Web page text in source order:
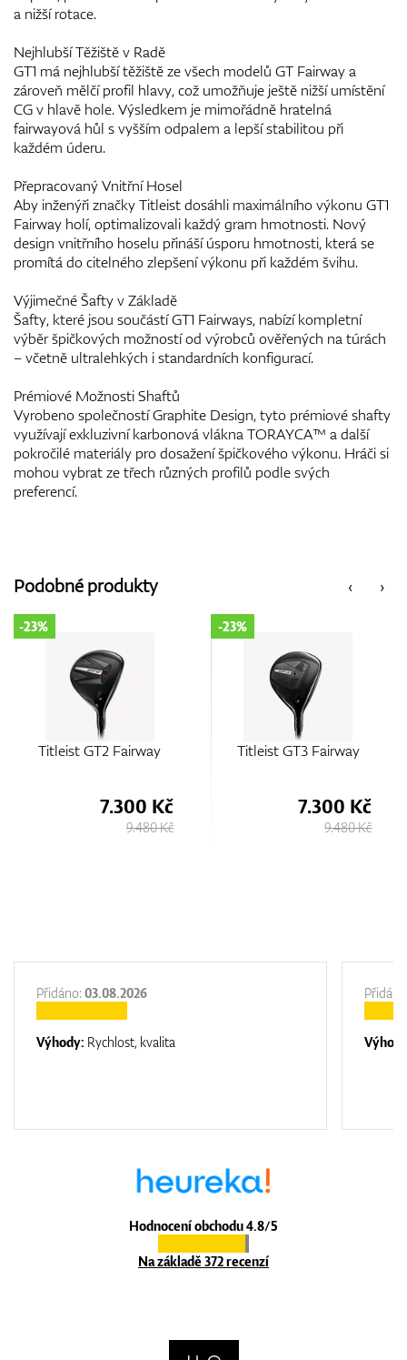
a nižší rotace.
Nejhlubší Těžiště v Radě
GT1 má nejhlubší těžiště ze všech modelů GT Fairway a
zároveň mělčí profil hlavy, což umožňuje ještě nižší umístění
CG v hlavě hole. Výsledkem je mimořádně hratelná
fairwayová hůl s vyšším odpalem a lepší stabilitou při
každém úderu.
Přepracovaný Vnitřní Hosel
Aby inženýři značky Titleist dosáhli maximálního výkonu GT1
Fairway holí, optimalizovali každý gram hmotnosti. Nový
design vnitřního hoselu přináší úsporu hmotnosti, která se
promítá do citelného zlepšení výkonu při každém švihu.
Výjimečné Šafty v Základě
Šafty, které jsou součástí GT1 Fairways, nabízí kompletní
výběr špičkových možností od výrobců ověřených na túrách
– včetně ultralehkých i standardních konfigurací.
Prémiové Možnosti Shaftů
Vyrobeno společností Graphite Design, tyto prémiové shafty
využívají exkluzivní karbonová vlákna TORAYCA™ a další
pokročilé materiály pro dosažení špičkového výkonu. Hráči si
mohou vybrat ze třech různých profilů podle svých
preferencí.
‹
Podobné produkty ›
Titleist GT3 Fairway
7.300 Kč
Titleist GT2
Hodnocení obchodu 4.8/5
Na základě 372 recenzí
Přidáno: 03.08.2026
Výhody: Rychlost, kvalita